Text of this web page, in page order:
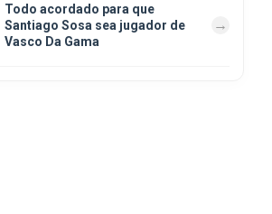
Todo acordado para que
Santiago Sosa sea jugador de
Vasco Da Gama